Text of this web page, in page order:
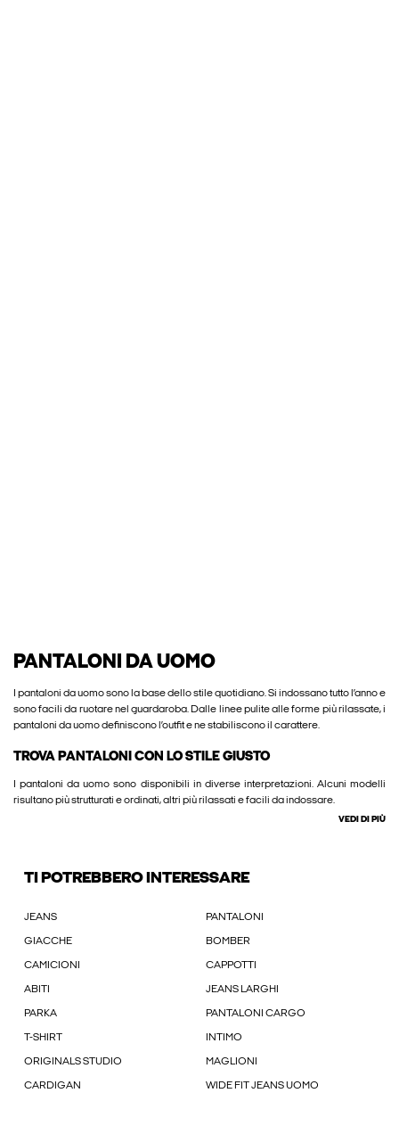
PANTALONI DA UOMO
I pantaloni da uomo sono la base dello stile quotidiano. Si indossano tutto l’anno e
sono facili da ruotare nel guardaroba. Dalle linee pulite alle forme più rilassate, i
pantaloni da uomo definiscono l’outfit e ne stabiliscono il carattere.
TROVA PANTALONI CON LO STILE GIUSTO
I pantaloni da uomo sono disponibili in diverse interpretazioni. Alcuni modelli
risultano più strutturati e ordinati, altri più rilassati e facili da indossare.
VEDI DI PIÙ
TI POTREBBERO INTERESSARE
JEANS PANTALONI
GIACCHE BOMBER
CAMICIONI CAPPOTTI
ABITI JEANS LARGHI
PARKA PANTALONI CARGO
T-SHIRT INTIMO
ORIGINALS STUDIO MAGLIONI
CARDIGAN WIDE FIT JEANS UOMO